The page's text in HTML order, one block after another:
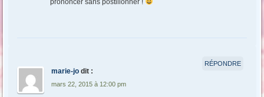
prononcer sans postillonner !
marie-jo dit :
mars 22, 2015 à 12:00 pm
RÉPONDRE